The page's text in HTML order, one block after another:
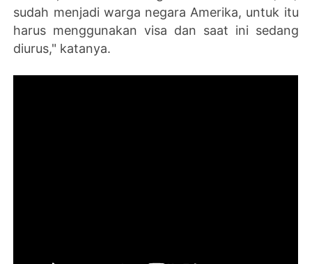
sudah menjadi warga negara Amerika, untuk itu
harus menggunakan visa dan saat ini sedang
diurus," katanya.